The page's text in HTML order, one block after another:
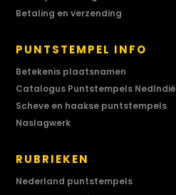
Betaling en verzending
PUNTSTEMPEL INFO
Betekenis plaatsnamen
Catalogus Puntstempels NedIndië
Scheve en haakse puntstempels
Naslagwerk
RUBRIEKEN
Nederland puntstempels